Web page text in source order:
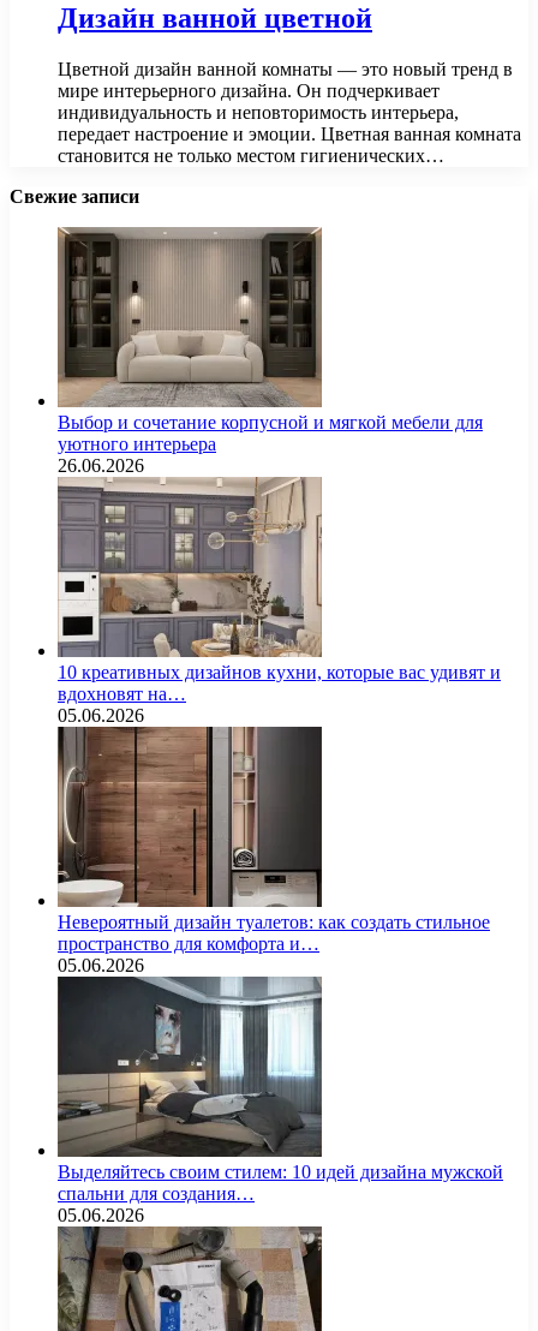
Дизайн ванной цветной
Цветной дизайн ванной комнаты — это новый тренд в
мире интерьерного дизайна. Он подчеркивает
индивидуальность и неповторимость интерьера,
передает настроение и эмоции. Цветная ванная комната
становится не только местом гигиенических…
Свежие записи
Выбор и сочетание корпусной и мягкой мебели для
уютного интерьера
26.06.2026
10 креативных дизайнов кухни, которые вас удивят и
вдохновят на…
05.06.2026
Невероятный дизайн туалетов: как создать стильное
пространство для комфорта и…
05.06.2026
Выделяйтесь своим стилем: 10 идей дизайна мужской
спальни для создания…
05.06.2026